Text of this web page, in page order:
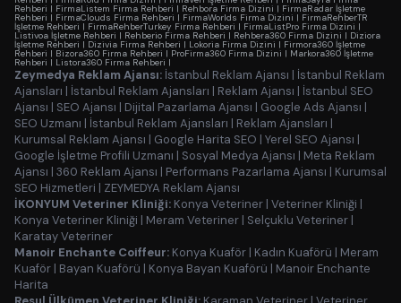
Rehberi | FirmaListem Firma Rehberi | Rehbora Firma Dizini | FirmaRadar İşletme
Rehberi | FirmaClouds Firma Rehberi | FirmaWorlds Firma Dizini | FirmaRehberTR
İşletme Rehberi | FirmaRehberTurkey Firma Rehberi | FirmaListPro Firma Dizini |
Listivoa İşletme Rehberi | Rehberio Firma Rehberi | Rehbera360 Firma Dizini | Diziora
İşletme Rehberi | Dizivia Firma Rehberi | Lokoria Firma Dizini | Firmora360 İşletme
Rehberi | Bizora360 Firma Rehberi | ProFirma360 Firma Dizini | Markora360 İşletme
Rehberi | Listora360 Firma Rehberi |
Zeymedya Reklam Ajansı: İstanbul Reklam Ajansı | İstanbul Reklam
Ajansları | İstanbul Reklam Ajansları | Reklam Ajansı | İstanbul SEO
Ajansı | SEO Ajansı | Dijital Pazarlama Ajansı | Google Ads Ajansı |
SEO Uzmanı | İstanbul Reklam Ajansları | Reklam Ajansları |
Kurumsal Reklam Ajansı | Google Harita SEO | Yerel SEO Ajansı |
Google İşletme Profili Uzmanı | Sosyal Medya Ajansı | Meta Reklam
Ajansı | 360 Reklam Ajansı | Performans Pazarlama Ajansı | Kurumsal
SEO Hizmetleri | ZEYMEDYA Reklam Ajansı
İKONYUM Veteriner Kliniği: Konya Veteriner | Veteriner Kliniği |
Konya Veteriner Kliniği | Meram Veteriner | Selçuklu Veteriner |
Karatay Veteriner
Manoir Enchante Coiffeur: Konya Kuaför | Kadın Kuaförü | Meram
Kuaför | Bayan Kuaförü | Konya Bayan Kuaförü | Manoir Enchante
Harita